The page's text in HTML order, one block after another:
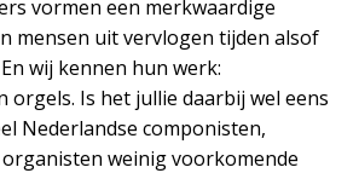
vormen een merkwaardige
mensen uit vervlogen tijden alsof
wij kennen hun werk:
orgels. Is het jullie daarbij wel eens
Nederlandse componisten,
weinig voorkomende